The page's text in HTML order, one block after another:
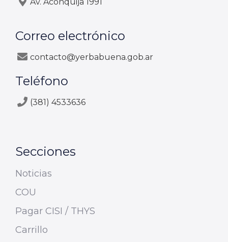
Correo electrónico
contacto@yerbabuena.gob.ar
Teléfono
(381) 4533636
Secciones
Noticias
COU
Pagar CISI / THYS
Carrillo